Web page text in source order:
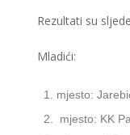
Rezultati su
Mladići:
mjesto:
mjesto: KK